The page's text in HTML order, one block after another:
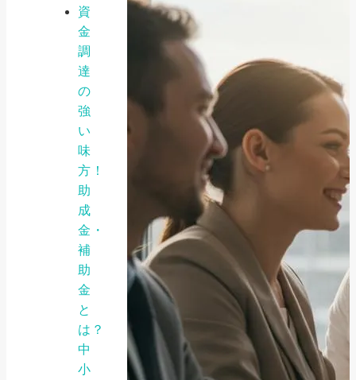
資
金
調
達
の
強
い
味
方！
助
成
金・
補
助
金
と
は？
中
小